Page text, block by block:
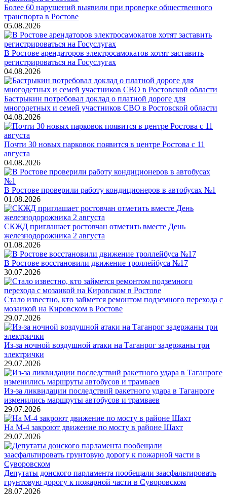
Более 60 нарушений выявили при проверке общественного
транспорта в Ростове
05.08.2026
В Ростове арендаторов электросамокатов хотят заставить
регистрироваться на Госуслугах
04.08.2026
Бастрыкин потребовал доклад о платной дороге для
многодетных и семей участников СВО в Ростовской области
04.08.2026
Почти 30 новых парковок появится в центре Ростова с 11
августа
04.08.2026
В Ростове проверили работу кондиционеров в автобусах №1
01.08.2026
СКЖД приглашает ростовчан отметить вместе День
железнодорожника 2 августа
01.08.2026
В Ростове восстановили движение троллейбуса №17
30.07.2026
Стало известно, кто займется ремонтом подземного перехода с
мозаикой на Кировском в Ростове
29.07.2026
Из-за ночной воздушной атаки на Таганрог задержаны три
электрички
29.07.2026
Из-за ликвидации последствий ракетного удара в Таганроге
изменились маршруты автобусов и трамваев
29.07.2026
На М-4 закроют движение по мосту в районе Шахт
29.07.2026
Депутаты донского парламента пообещали заасфальтировать
грунтовую дорогу к пожарной части в Суворовском
28.07.2026